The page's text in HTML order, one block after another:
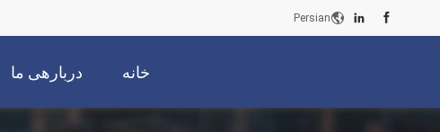
Persian
خانه دربارهی ما